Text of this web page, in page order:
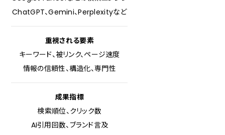
ChatGPT、Gemini、Perplexityなど
重視される要素
キーワード、被リンク、ページ速度
情報の信頼性、構造化、専門性
成果指標
検索順位、クリック数
AI引用回数、ブランド言及